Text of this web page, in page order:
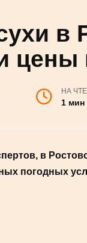
в
цены
НА
1 мин
в
погодных